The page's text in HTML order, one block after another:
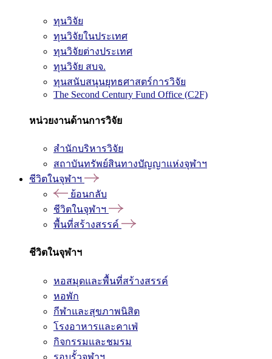
ทุนวิจัย
ทุนวิจัยในประเทศ
ทุนวิจัยต่างประเทศ
ทุนวิจัย สบจ.
ทุนสนับสนุนยุทธศาสตร์การวิจัย
The Second Century Fund Office (C2F)
หน่วยงานด้านการวิจัย
สำนักบริหารวิจัย
สถาบันทรัพย์สินทางปัญญาแห่งจุฬาฯ
ชีวิตในจุฬาฯ
ย้อนกลับ
ชีวิตในจุฬาฯ
พื้นที่สร้างสรรค์
ชีวิตในจุฬาฯ
หอสมุดและพื้นที่สร้างสรรค์
หอพัก
กีฬาและสุขภาพนิสิต
โรงอาหารและคาเฟ่
กิจกรรมและชมรม
รอบรั้วจุฬาฯ